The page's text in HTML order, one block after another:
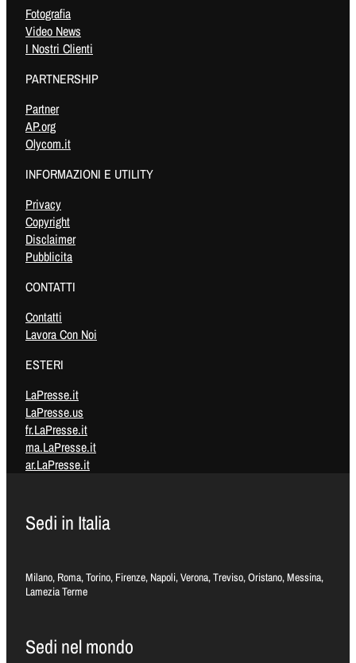
Fotografia
Video News
I Nostri Clienti
PARTNERSHIP
Partner
AP.org
Olycom.it
INFORMAZIONI E UTILITY
Privacy
Copyright
Disclaimer
Pubblicita
CONTATTI
Contatti
Lavora Con Noi
ESTERI
LaPresse.it
LaPresse.us
fr.LaPresse.it
ma.LaPresse.it
ar.LaPresse.it
Sedi in Italia
Milano, Roma, Torino, Firenze, Napoli, Verona, Treviso, Oristano, Messina,
Lamezia Terme
Sedi nel mondo